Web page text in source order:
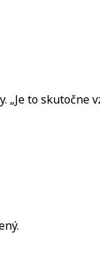
to skutočne